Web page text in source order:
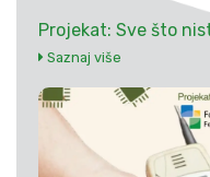
Projekat: Sve što
Saznaj više